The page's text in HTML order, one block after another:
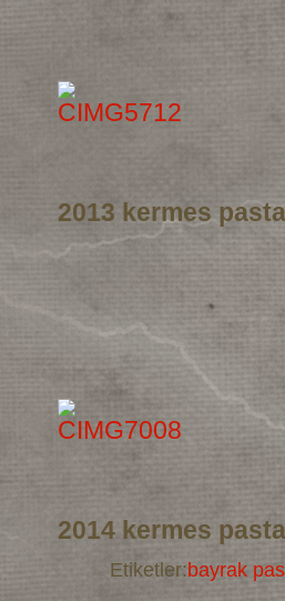
2013 kermes
2014 kermes
Etiketler:bayrak